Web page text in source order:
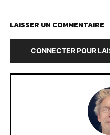
LAISSER UN COMMENTAIRE
CONNECTER POUR